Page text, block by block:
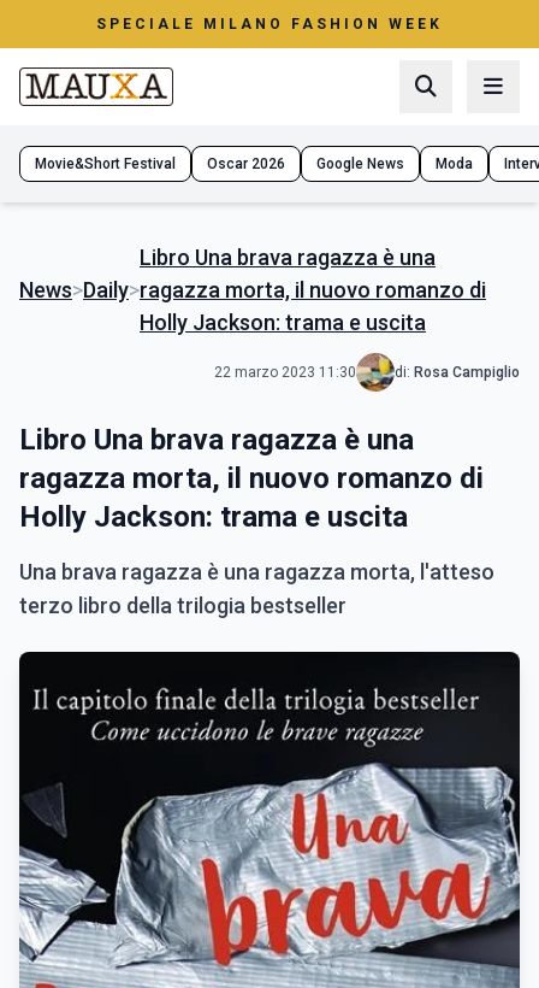
SPECIALE MILANO FASHION WEEK
Movie&Short Festival Oscar 2026 Google News Moda
News>Daily>
Libro Una brava ragazza è una
ragazza morta, il nuovo romanzo di
Holly Jackson: trama e uscita
22 marzo 2023 11:30 di: Rosa Campiglio
Libro Una brava ragazza è una
ragazza morta, il nuovo romanzo di
Holly Jackson: trama e uscita
Una brava ragazza è una ragazza morta, l'atteso
terzo libro della trilogia bestseller